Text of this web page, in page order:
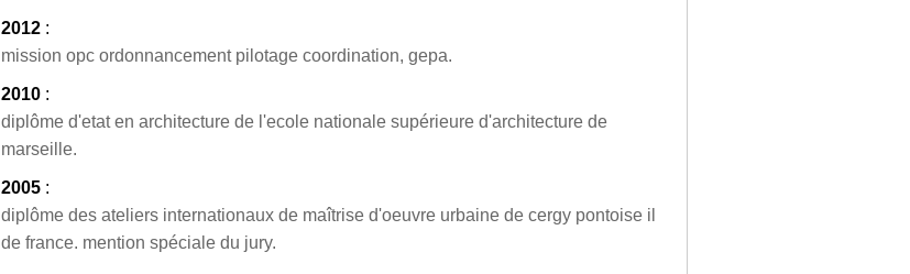
2012 :
mission opc ordonnancement pilotage coordination, gepa.
2010 :
diplôme d'etat en architecture de l'ecole nationale supérieure d'architecture de
marseille.
2005 :
diplôme des ateliers internationaux de maîtrise d'oeuvre urbaine de cergy pontoise il
de france. mention spéciale du jury.